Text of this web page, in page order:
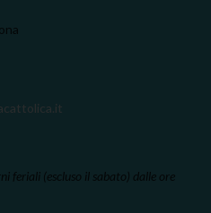
feriali (escluso il sabato) dalle ore